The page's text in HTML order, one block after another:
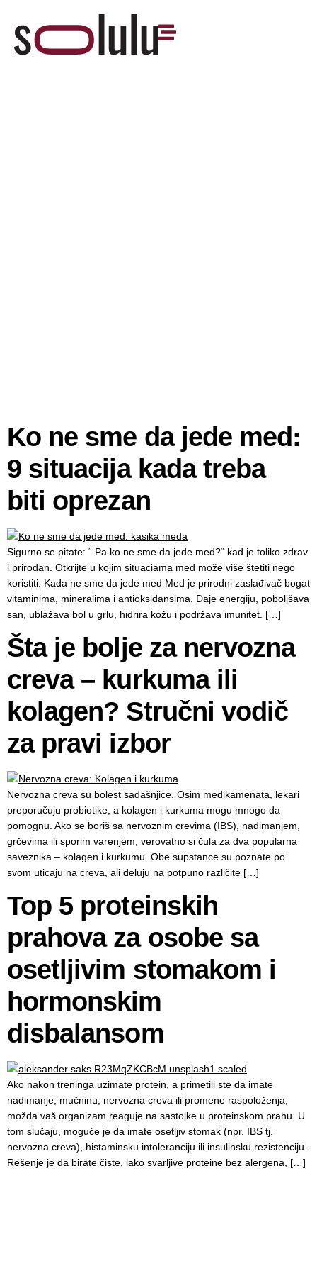
Ko ne sme da jede med:
9 situacija kada treba
biti oprezan
Sigurno se pitate: “ Pa ko ne sme da jede med?“ kad je toliko zdrav
i prirodan. Otkrijte u kojim situaciama med može više štetiti nego
koristiti. Kada ne sme da jede med Med je prirodni zaslađivač bogat
vitaminima, mineralima i antioksidansima. Daje energiju, poboljšava
san, ublažava bol u grlu, hidrira kožu i podržava imunitet. […]
Šta je bolje za nervozna
creva – kurkuma ili
kolagen? Stručni vodič
za pravi izbor
Nervozna creva su bolest sadašnjice. Osim medikamenata, lekari
preporučuju probiotike, a kolagen i kurkuma mogu mnogo da
pomognu. Ako se boriš sa nervoznim crevima (IBS), nadimanjem,
grčevima ili sporim varenjem, verovatno si čula za dva popularna
saveznika – kolagen i kurkumu. Obe supstance su poznate po
svom uticaju na creva, ali deluju na potpuno različite […]
Top 5 proteinskih
prahova za osobe sa
osetljivim stomakom i
hormonskim
disbalansom
Ako nakon treninga uzimate protein, a primetili ste da imate
nadimanje, mučninu, nervozna creva ili promene raspoloženja,
možda vaš organizam reaguje na sastojke u proteinskom prahu. U
tom slučaju, moguće je da imate osetljiv stomak (npr. IBS tj.
nervozna creva), histaminsku intoleranciju ili insulinsku rezistenciju.
Rešenje je da birate čiste, lako svarljive proteine bez alergena, […]